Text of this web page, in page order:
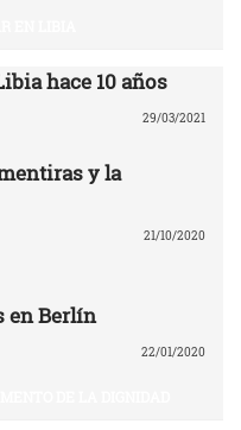
‎hace 10 años‎
29/03/2021
y la
21/10/2020
en Berlín
22/01/2020